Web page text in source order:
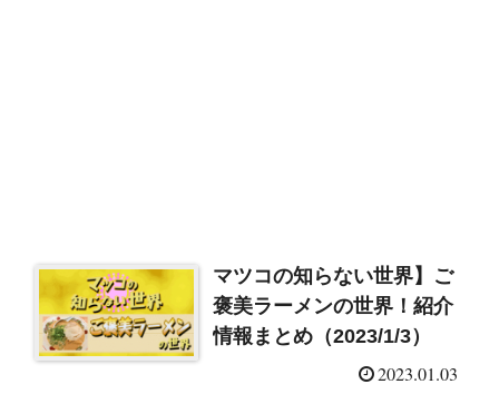
マツコの知らない世界】ご
褒美ラーメンの世界！紹介
情報まとめ（2023/1/3）
2023.01.03